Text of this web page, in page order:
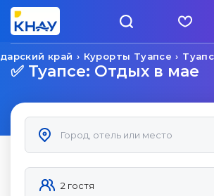
Курорты Туапсе
край
✅ Туапсе: Отдых в мае